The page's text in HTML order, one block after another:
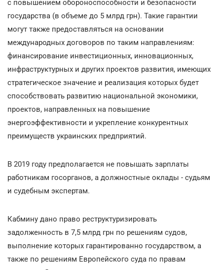
с повышением обороноспособности и безопасности
государства (в объеме до 5 млрд грн). Такие гарантии
могут также предоставляться на основании
международных договоров по таким направлениям:
финансирование инвестиционных, инновационных,
инфраструктурных и других проектов развития, имеющих
стратегическое значение и реализация которых будет
способствовать развитию национальной экономики,
проектов, направленных на повышение
энергоэффективности и укрепление конкурентных
преимуществ украинских предприятий.
В 2019 году предполагается не повышать зарплаты
работникам госорганов, а должностные оклады - судьям
и судебным экспертам.
Кабмину дано право реструктуризировать
задолженность в 7,5 млрд грн по решениям судов,
выполнение которых гарантированно государством, а
также по решениям Европейского суда по правам